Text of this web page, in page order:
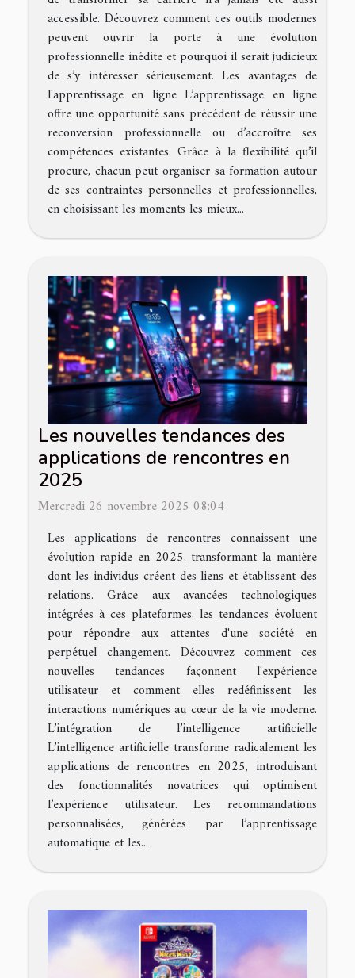
accessible. Découvrez comment ces outils modernes
peuvent ouvrir la porte à une évolution
professionnelle inédite et pourquoi il serait judicieux
de s’y intéresser sérieusement. Les avantages de
l'apprentissage en ligne L’apprentissage en ligne
offre une opportunité sans précédent de réussir une
reconversion professionnelle ou d’accroître ses
compétences existantes. Grâce à la flexibilité qu’il
procure, chacun peut organiser sa formation autour
de ses contraintes personnelles et professionnelles,
en choisissant les moments les mieux...
Les nouvelles tendances des
applications de rencontres en
2025
Mercredi 26 novembre 2025 08:04
Les applications de rencontres connaissent une
évolution rapide en 2025, transformant la manière
dont les individus créent des liens et établissent des
relations. Grâce aux avancées technologiques
intégrées à ces plateformes, les tendances évoluent
pour répondre aux attentes d'une société en
perpétuel changement. Découvrez comment ces
nouvelles tendances façonnent l'expérience
utilisateur et comment elles redéfinissent les
interactions numériques au cœur de la vie moderne.
L’intégration de l’intelligence artificielle
L’intelligence artificielle transforme radicalement les
applications de rencontres en 2025, introduisant
des fonctionnalités novatrices qui optimisent
l’expérience utilisateur. Les recommandations
personnalisées, générées par l’apprentissage
automatique et les...